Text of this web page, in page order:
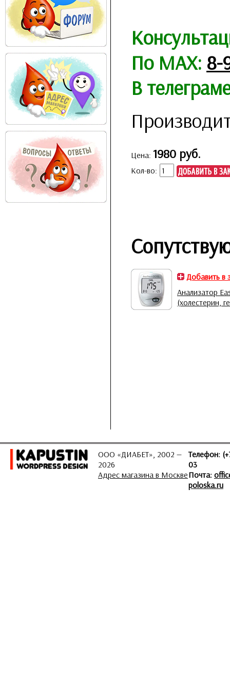
По MAX: 8-
В
Цена: 1980 руб.
Кол-во:
Добавить в
Анализатор
(холестерин,
ООО «ДИАБЕТ», 2002 —
2026
Адрес магазина в Москве
Телефон:
03
Почта:
poloska.ru